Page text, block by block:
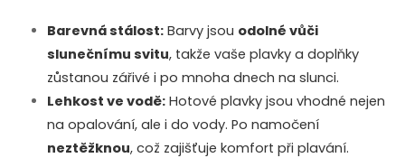
Barevná stálost: Barvy jsou odolné vůči
slunečnímu svitu, takže vaše plavky a doplňky
zůstanou zářivé i po mnoha dnech na slunci.
Lehkost ve vodě: Hotové plavky jsou vhodné nejen
na opalování, ale i do vody. Po namočení
neztěžknou, což zajišťuje komfort při plavání.